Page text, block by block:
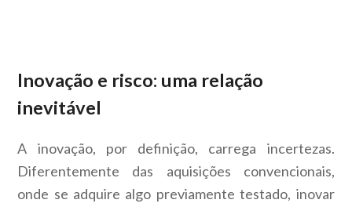
Inovação e risco: uma relação
inevitável
A inovação, por definição, carrega incertezas.
Diferentemente das aquisições convencionais,
onde se adquire algo previamente testado, inovar